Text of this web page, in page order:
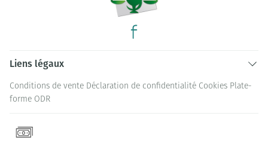
Liens légaux
Conditions de vente Déclaration de confidentialité Cookies Plate-
forme ODR